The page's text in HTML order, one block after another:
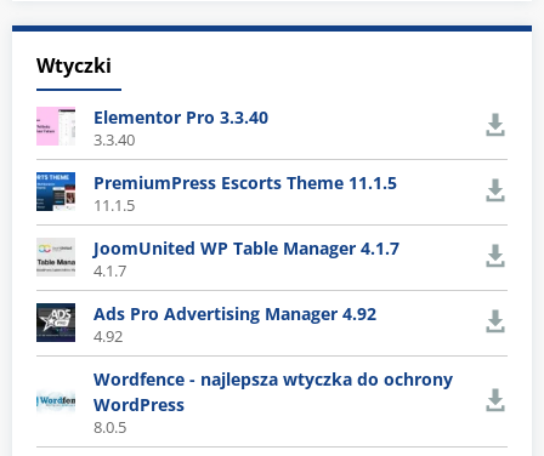
Wtyczki
Elementor Pro 3.3.40
3.3.40
PremiumPress Escorts Theme 11.1.5
11.1.5
JoomUnited WP Table Manager 4.1.7
4.1.7
Ads Pro Advertising Manager 4.92
4.92
Wordfence - najlepsza wtyczka do ochrony
WordPress
8.0.5